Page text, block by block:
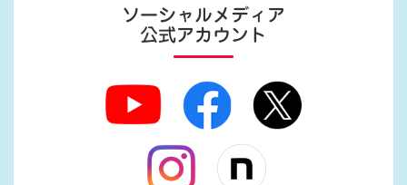
ソーシャルメディア
公式アカウント